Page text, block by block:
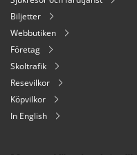
Biljetter
Webbutiken
Företag
Skoltrafik
Resevilkor
Köpvilkor
In English